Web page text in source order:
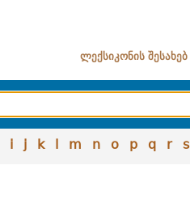
ლექსიკონის შესახებ
i j k l m n o p q r s